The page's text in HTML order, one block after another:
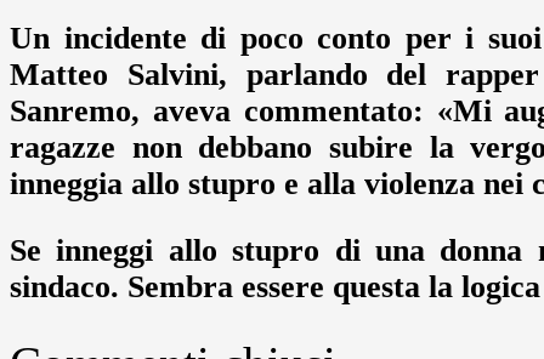
Un incidente di poco conto per i
Matteo Salvini, parlando del
Sanremo, aveva commentato: «Mi
ragazze non debbano subire la
inneggia allo stupro e alla violenza nei
Se inneggi allo stupro di una
sindaco. Sembra essere questa la